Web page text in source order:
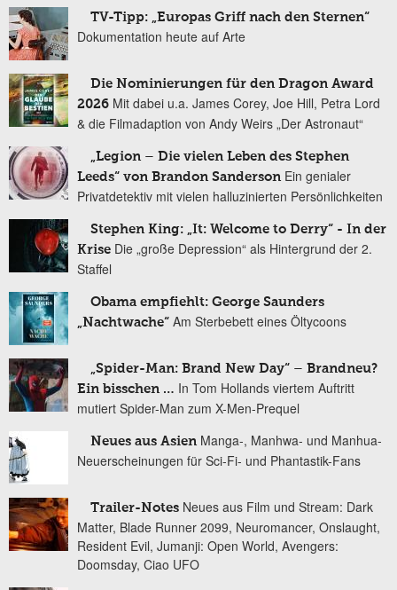
TV-Tipp: „Europas Griff nach den Sternen“
Dokumentation heute auf Arte
Die Nominierungen für den Dragon Award
2026 Mit dabei u.a. James Corey, Joe Hill, Petra Lord
& die Filmadaption von Andy Weirs „Der Astronaut“
„Legion – Die vielen Leben des Stephen
Leeds“ von Brandon Sanderson Ein genialer
Privatdetektiv mit vielen halluzinierten Persönlichkeiten
Stephen King: „It: Welcome to Derry“ - In der
Krise Die „große Depression“ als Hintergrund der 2.
Staffel
Obama empfiehlt: George Saunders
„Nachtwache“ Am Sterbebett eines Öltycoons
„Spider-Man: Brand New Day“ – Brandneu?
Ein bisschen … In Tom Hollands viertem Auftritt
mutiert Spider-Man zum X-Men-Prequel
Neues aus Asien Manga-, Manhwa- und Manhua-
Neuerscheinungen für Sci-Fi- und Phantastik-Fans
Trailer-Notes Neues aus Film und Stream: Dark
Matter, Blade Runner 2099, Neuromancer, Onslaught,
Resident Evil, Jumanji: Open World, Avengers:
Doomsday, Ciao UFO